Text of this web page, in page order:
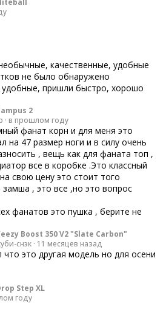
качественные, удобные
не было обнаружено
пришли быстро, хорошо
2
· в прошлом году
фанат корн и для меня это
на 47 размер ноги и в силу очень
, вещь как для фаната топ ,
все в коробке .Это классный
свою цену это стоит того
замша , это все ,но это вопрос
фанатов это пушка , берите не
Boost 350 V2 "Slate Carbon"
снэк · 11 месяцев назад
что это другая модель но для осени
Step XL
году